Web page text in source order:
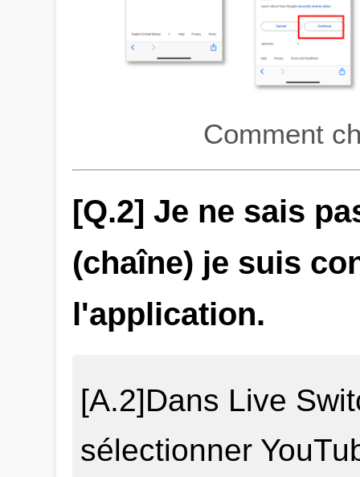
Comment
[Q.2] Je ne sais
(chaîne) je suis
l'application.
[A.2]Dans Live
sélectionner